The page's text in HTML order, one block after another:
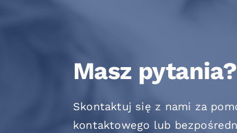
Masz pytania?
Skontaktuj się z nami za
kontaktowego lub